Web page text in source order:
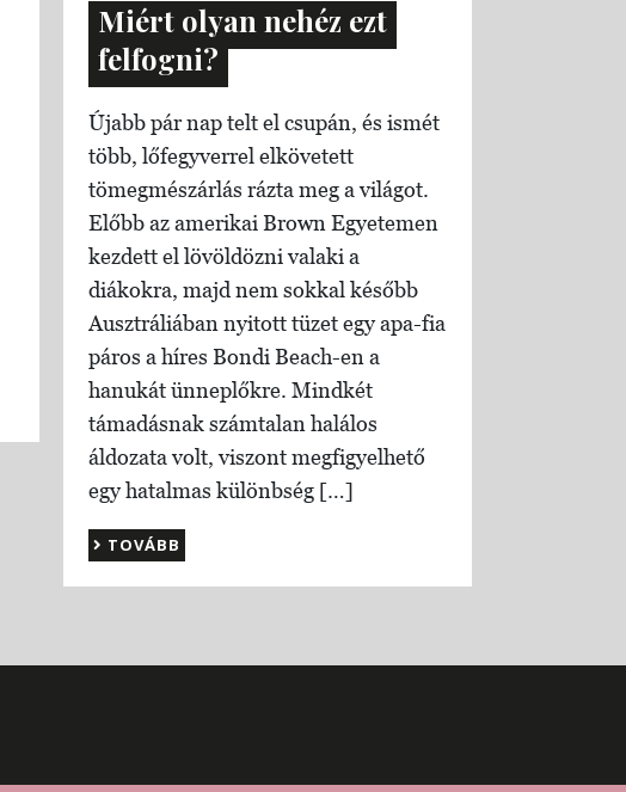
Miért olyan nehéz ezt
felfogni?
Újabb pár nap telt el csupán, és ismét
több, lőfegyverrel elkövetett
tömegmészárlás rázta meg a világot.
Előbb az amerikai Brown Egyetemen
kezdett el lövöldözni valaki a
diákokra, majd nem sokkal később
Ausztráliában nyitott tüzet egy apa-fia
páros a híres Bondi Beach-en a
hanukát ünneplőkre. Mindkét
támadásnak számtalan halálos
áldozata volt, viszont megfigyelhető
egy hatalmas különbség […]
TOVÁBB